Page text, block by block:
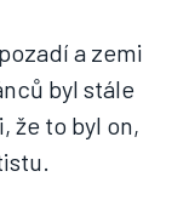
a zemi
byl stále
že to byl on,